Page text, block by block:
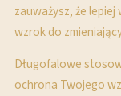
zauważysz, że
wzrok do
Długofalowe
ochrona Twojego